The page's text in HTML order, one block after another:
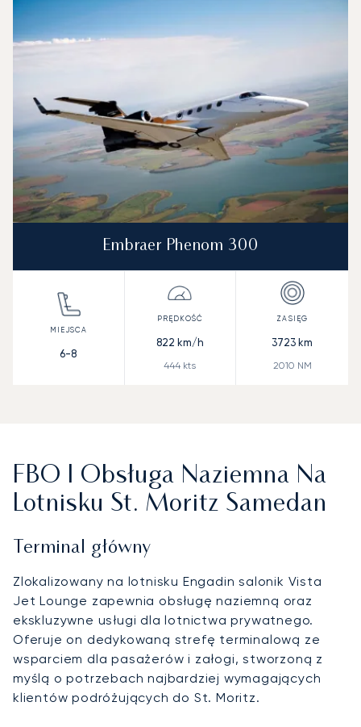
Embraer Phenom 300
6-8
822 km/h
444 kts
3723 km
2010 NM
FBO I Obsługa Naziemna Na
Lotnisku St. Moritz Samedan
Terminal główny
Zlokalizowany na lotnisku Engadin salonik Vista
Jet Lounge zapewnia obsługę naziemną oraz
ekskluzywne usługi dla lotnictwa prywatnego.
Oferuje on dedykowaną strefę terminalową ze
wsparciem dla pasażerów i załogi, stworzoną z
myślą o potrzebach najbardziej wymagających
klientów podróżujących do St. Moritz.